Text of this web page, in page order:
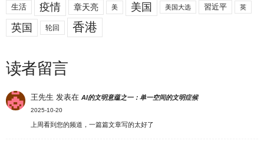
生活 疫情 章天亮 美 美国 美国大选 習近平 英
英国 轮回 香港
读者留言
王先生 发表在AI的文明意蕴之一：单一空间的文明症候
2025-10-20
上周看到您的频道，一篇篇文章写的太好了